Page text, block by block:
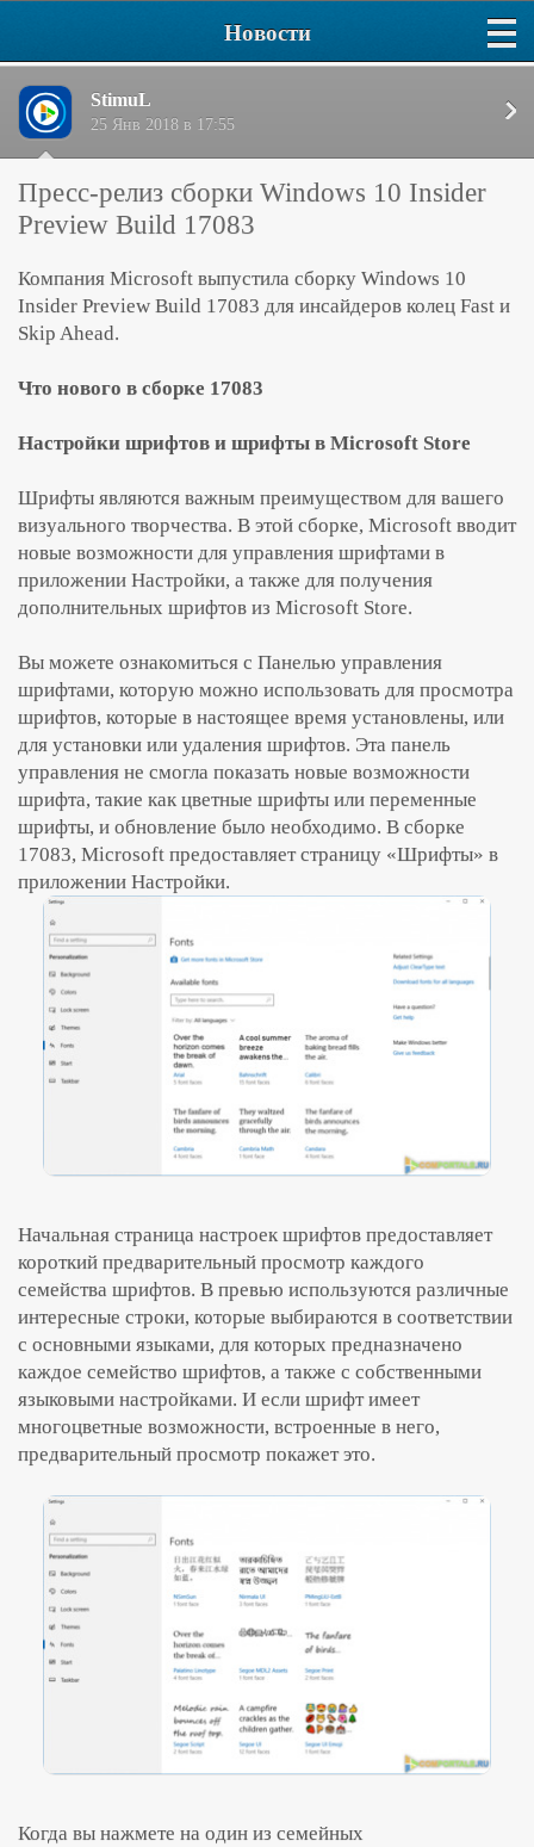
Новости
StimuL
25 Янв 2018 в 17:55
Пресс-релиз сборки Windows 10 Insider
Preview Build 17083
Компания Microsoft выпустила сборку Windows 10
Insider Preview Build 17083 для инсайдеров колец Fast и
Skip Ahead.
Что нового в сборке 17083
Настройки шрифтов и шрифты в Microsoft Store
Шрифты являются важным преимуществом для вашего
визуального творчества. В этой сборке, Microsoft вводит
новые возможности для управления шрифтами в
приложении Настройки, а также для получения
дополнительных шрифтов из Microsoft Store.
Вы можете ознакомиться с Панелью управления
шрифтами, которую можно использовать для просмотра
шрифтов, которые в настоящее время установлены, или
для установки или удаления шрифтов. Эта панель
управления не смогла показать новые возможности
шрифта, такие как цветные шрифты или переменные
шрифты, и обновление было необходимо. В сборке
17083, Microsoft предоставляет страницу «Шрифты» в
приложении Настройки.
Начальная страница настроек шрифтов предоставляет
короткий предварительный просмотр каждого
семейства шрифтов. В превью используются различные
интересные строки, которые выбираются в соответствии
с основными языками, для которых предназначено
каждое семейство шрифтов, а также с собственными
языковыми настройками. И если шрифт имеет
многоцветные возможности, встроенные в него,
предварительный просмотр покажет это.
Когда вы нажмете на один из семейных